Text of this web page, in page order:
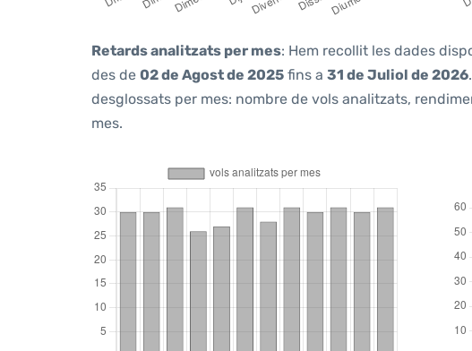
Retards analitzats per mes: Hem recollit les dades
des de 02 de Agost de 2025 fins a 31 de Juliol de 2026
desglossats per mes: nombre de vols analitzats,
mes.